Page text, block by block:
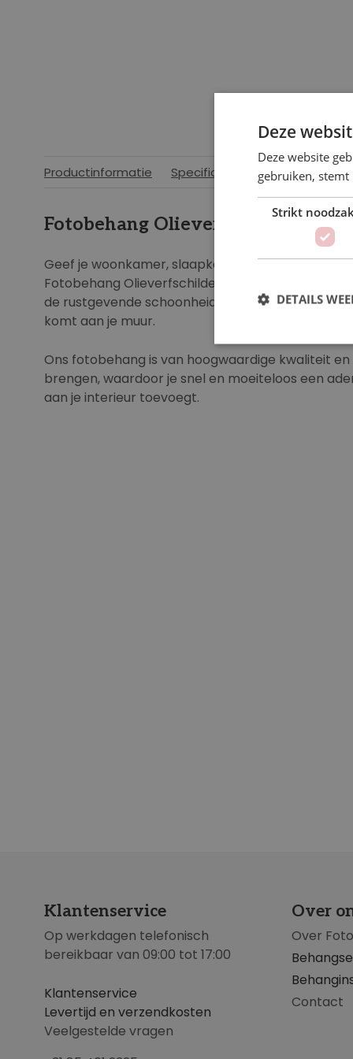
Productinformatie Specificaties
Fotobehang Olieverfschilderij van
Geef je woonkamer, slaapkamer of kantoor een
Fotobehang Olieverfschilderij van een
de rustgevende schoonheid van een prachtig
komt aan je muur.
Ons fotobehang is van hoogwaardige kwaliteit
brengen, waardoor je snel en moeiteloos een
aan je interieur toevoegt.
Klantenservice
Op werkdagen telefonisch
bereikbaar van 09:00 tot 17:00
Klantenservice
Levertijd en verzendkosten
Veelgestelde vragen
Over
Over
Contact
Deze
Deze website
gebruiken,
Strikt
DETAILS